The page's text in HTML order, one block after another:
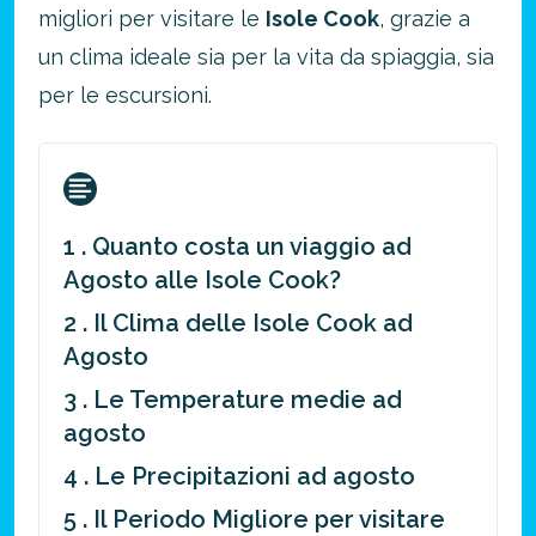
migliori per visitare le Isole Cook, grazie a
un clima ideale sia per la vita da spiaggia, sia
per le escursioni.
1 . Quanto costa un viaggio ad
Agosto alle Isole Cook?
2 . Il Clima delle Isole Cook ad
Agosto
3 . Le Temperature medie ad
agosto
4 . Le Precipitazioni ad agosto
5 . Il Periodo Migliore per visitare